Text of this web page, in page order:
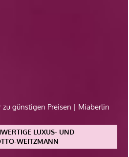
zu günstigen Preisen | Miaberlin
LUXUS- UND
WEITZMANN